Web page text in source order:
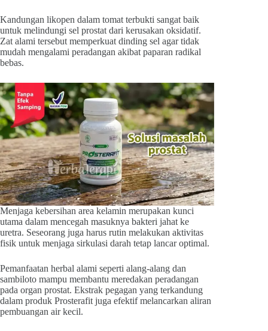
Kandungan likopen dalam tomat terbukti sangat baik
untuk melindungi sel prostat dari kerusakan oksidatif.
Zat alami tersebut memperkuat dinding sel agar tidak
mudah mengalami peradangan akibat paparan radikal
bebas.
Menjaga kebersihan area kelamin merupakan kunci
utama dalam mencegah masuknya bakteri jahat ke
uretra. Seseorang juga harus rutin melakukan aktivitas
fisik untuk menjaga sirkulasi darah tetap lancar optimal.
Pemanfaatan herbal alami seperti alang-alang dan
sambiloto mampu membantu meredakan peradangan
pada organ prostat. Ekstrak pegagan yang terkandung
dalam produk Prosterafit juga efektif melancarkan aliran
pembuangan air kecil.